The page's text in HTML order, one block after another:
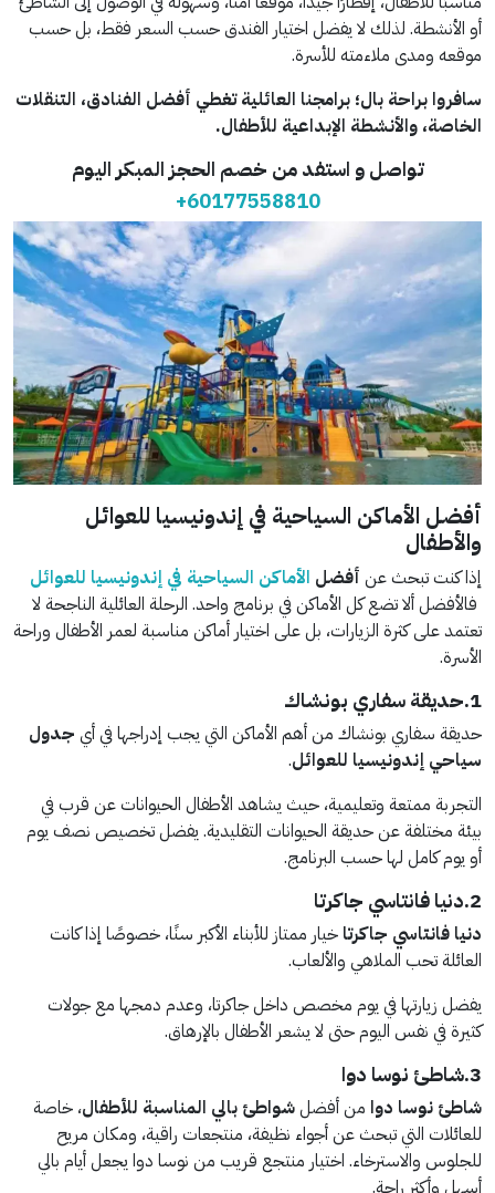
أو الأنشطة. لذلك لا يفضل اختيار الفندق حسب السعر فقط، بل حسب
موقعه ومدى ملاءمته للأسرة.
سافروا براحة بال؛ برامجنا العائلية تغطي أفضل الفنادق، التنقلات
الخاصة، والأنشطة الإبداعية للأطفال.
تواصل و استفد من خصم الحجز المبكر اليوم
+60177558810
أفضل الأماكن السياحية في إندونيسيا للعوائل
والأطفال
إذا كنت تبحث عن أفضل الأماكن السياحية في إندونيسيا للعوائل
فالأفضل ألا تضع كل الأماكن في برنامج واحد. الرحلة العائلية الناجحة لا
تعتمد على كثرة الزيارات، بل على اختيار أماكن مناسبة لعمر الأطفال وراحة
الأسرة.
1.حديقة سفاري بونشاك
حديقة سفاري بونشاك من أهم الأماكن التي يجب إدراجها في أي جدول
سياحي إندونيسيا للعوائل.
التجربة ممتعة وتعليمية، حيث يشاهد الأطفال الحيوانات عن قرب في
بيئة مختلفة عن حديقة الحيوانات التقليدية. يفضل تخصيص نصف يوم
أو يوم كامل لها حسب البرنامج.
2.دنيا فانتاسي جاكرتا
دنيا فانتاسي جاكرتا خيار ممتاز للأبناء الأكبر سنًا، خصوصًا إذا كانت
العائلة تحب الملاهي والألعاب.
يفضل زيارتها في يوم مخصص داخل جاكرتا، وعدم دمجها مع جولات
كثيرة في نفس اليوم حتى لا يشعر الأطفال بالإرهاق.
3.شاطئ نوسا دوا
شاطئ نوسا دوا من أفضلشواطئ بالي المناسبة للأطفال، خاصة
للعائلات التي تبحث عن أجواء نظيفة، منتجعات راقية، ومكان مريح
للجلوس والاسترخاء. اختيار منتجع قريب من نوسا دوا يجعل أيام بالي